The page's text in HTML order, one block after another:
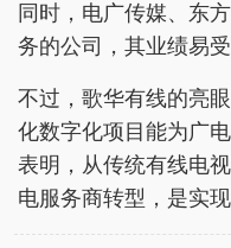
同时，电广传媒、东
务的公司，其业绩易
不过，歌华有线的亮
化数字化项目能为广
表明，从传统有线电
电服务商转型，是实